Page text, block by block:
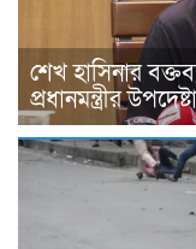
শেখ হাসিনার
প্রধানমন্ত্রীর উপদেষ্টা